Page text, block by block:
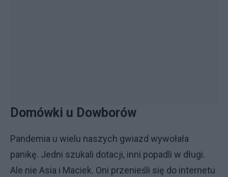
Domówki u Dowborów
Pandemia u wielu naszych gwiazd wywołała
panikę. Jedni szukali dotacji, inni popadli w długi.
Ale nie Asia i Maciek. Oni przenieśli się do internetu